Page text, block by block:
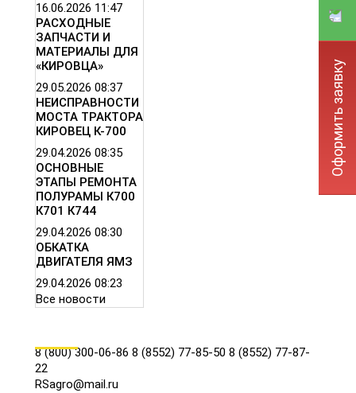
16.06.2026 11:47
РАСХОДНЫЕ
ЗАПЧАСТИ И
МАТЕРИАЛЫ ДЛЯ
«КИРОВЦА»
29.05.2026 08:37
НЕИСПРАВНОСТИ
МОСТА ТРАКТОРА
КИРОВЕЦ К-700
29.04.2026 08:35
ОСНОВНЫЕ
ЭТАПЫ РЕМОНТА
ПОЛУРАМЫ К700
К701 К744
29.04.2026 08:30
ОБКАТКА
ДВИГАТЕЛЯ ЯМЗ
29.04.2026 08:23
Все новости
8 (800) 300-06-86 8 (8552) 77-85-50 8 (8552) 77-87-
22
RSagro@mail.ru
Оформить заявку